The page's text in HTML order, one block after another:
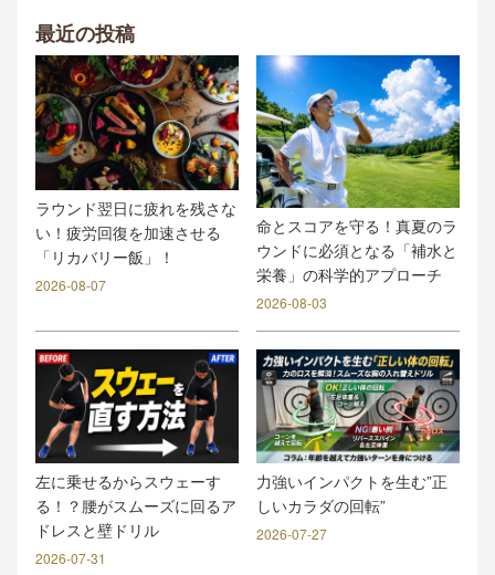
最近の投稿
ラウンド翌日に疲れを残さな
い！疲労回復を加速させる
「リカバリー飯」！
2026-08-07
命とスコアを守る！真夏のラ
ウンドに必須となる「補水と
栄養」の科学的アプローチ
2026-08-03
左に乗せるからスウェーす
る！？腰がスムーズに回るア
ドレスと壁ドリル
2026-07-31
力強いインパクトを生む”正
しいカラダの回転”
2026-07-27